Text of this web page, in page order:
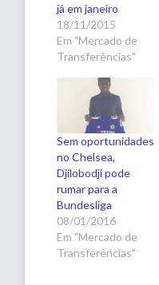
já em janeiro
18/11/2015
Em "Mercado de
Transferências"
Sem oportunidades
no Chelsea,
Djilobodji pode
rumar para a
Bundesliga
08/01/2016
Em "Mercado de
Transferências"